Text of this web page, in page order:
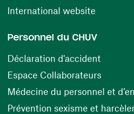
International website
Personnel du CHUV
Déclaration d'accident
Espace Collaborateurs(ouvre
Médecine du personnel et
Prévention sexisme et